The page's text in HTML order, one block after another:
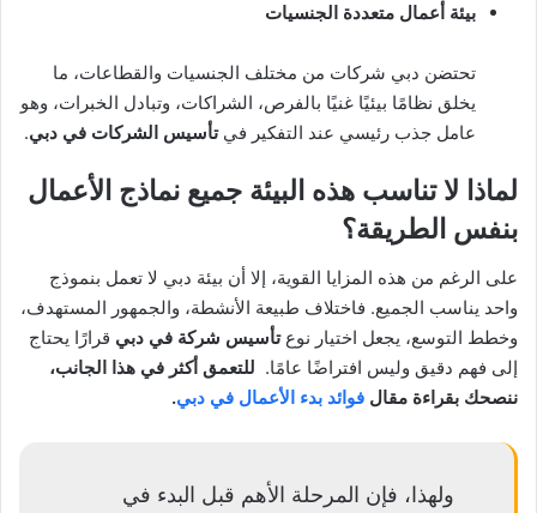
بيئة أعمال متعددة الجنسيات
تحتضن دبي شركات من مختلف الجنسيات والقطاعات، ما
يخلق نظامًا بيئيًا غنيًا بالفرص، الشراكات، وتبادل الخبرات، وهو
عامل جذب رئيسي عند التفكير فيتأسيس الشركات في دبي.
لماذا لا تناسب هذه البيئة جميع نماذج الأعمال
بنفس الطريقة؟
على الرغم من هذه المزايا القوية، إلا أن بيئة دبي لا تعمل بنموذج
واحد يناسب الجميع. فاختلاف طبيعة الأنشطة، والجمهور المستهدف،
وخطط التوسع، يجعل اختيار نوعتأسيس شركة في دبي قرارًا يحتاج
إلى فهم دقيق وليس افتراضًا عامًا. للتعمق أكثر في هذا الجانب،
ننصحك بقراءة مقال فوائد بدء الأعمال في دبي.
ولهذا، فإن المرحلة الأهم قبل البدء في